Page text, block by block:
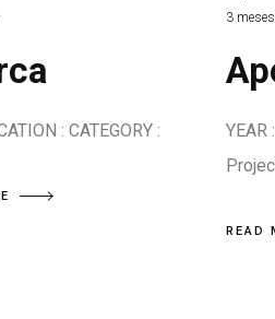
: CATEGORY :
3
YEAR
READ